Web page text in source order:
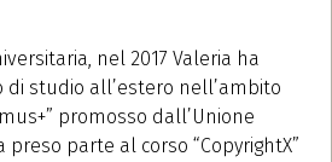
nel 2017 Valeria ha
studio all’estero nell’ambito
promosso dall’Unione
preso parte al corso “CopyrightX”